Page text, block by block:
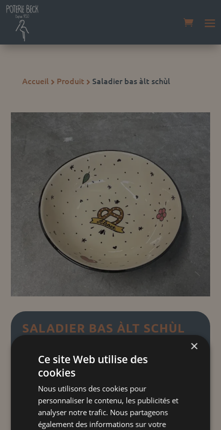
Accueil  Produit  Saladier bas àlt schùl
SALADIER BAS ÀLT SCHÙL
12,00€– 27,00€Plage
de
12,00 €
à
27,00 €
TTC
Le "oldschool" de chez nous"
Notre saladier bas et notre écuelle, alliant
élégance et fonctionnalité, sont parfaits
pour sublimer vos préparations avec style.
×
Ce site Web utilise des
cookies
Nous utilisons des cookies pour
personnaliser le contenu, les publicités et
analyser notre trafic. Nous partageons
également des informations sur votre